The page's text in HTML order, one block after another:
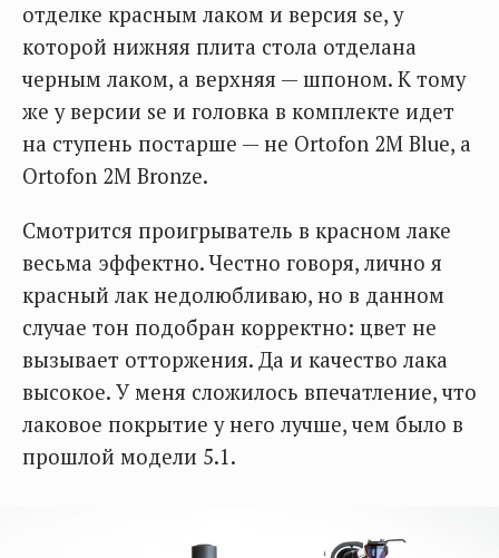
отделке красным лаком и версия se, у
которой нижняя плита стола отделана
черным лаком, а верхняя — шпоном. К тому
же у версии se и головка в комплекте идет
на ступень постарше — не Ortofon 2M Blue, а
Ortofon 2M Bronze.
Смотрится проигрыватель в красном лаке
весьма эффектно. Честно говоря, лично я
красный лак недолюбливаю, но в данном
случае тон подобран корректно: цвет не
вызывает отторжения. Да и качество лака
высокое. У меня сложилось впечатление, что
лаковое покрытие у него лучше, чем было в
прошлой модели 5.1.